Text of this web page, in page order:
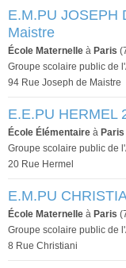
E.M.PU JOSEPH
Maistre
École Maternelle à Paris
Groupe scolaire public de
94 Rue Joseph de Maistre
E.E.PU HERMEL
École Élémentaire à Paris
Groupe scolaire public de
20 Rue Hermel
E.M.PU
École Maternelle à Paris
Groupe scolaire public de
8 Rue Christiani